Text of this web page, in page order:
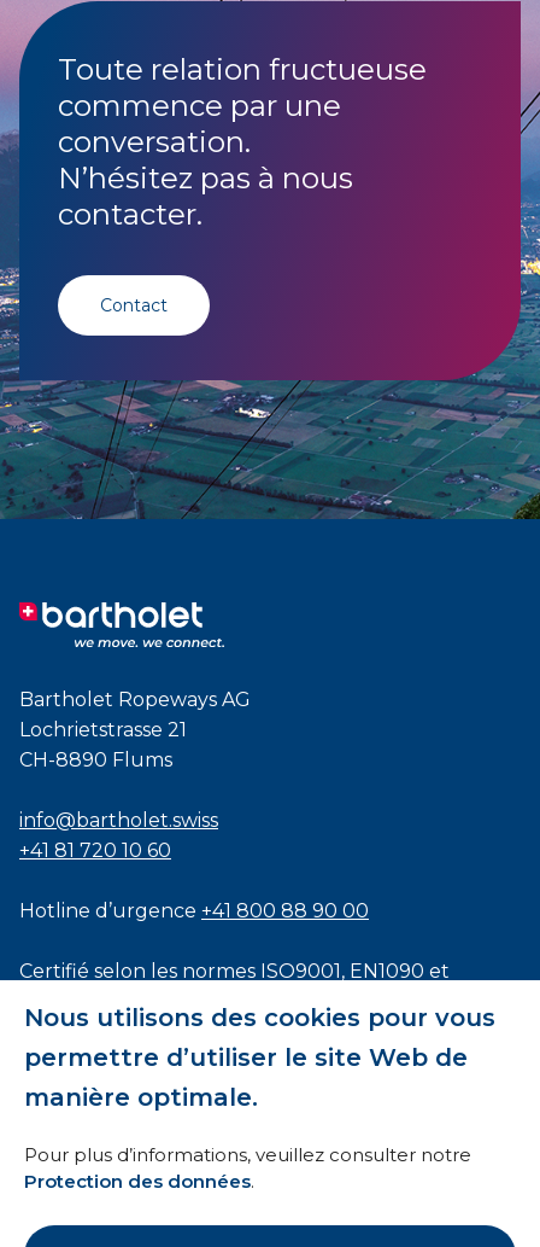
Nous utilisons des cookies pour vous
permettre d’utiliser le site Web de
manière optimale.
Pour plus d’informations, veuillez consulter notre
Protection des données.
Toute relation fructueuse
commence par une
conversation.
N’hésitez pas à nous
contacter.
Contact
Bartholet Ropeways AG
Lochrietstrasse 21
CH-8890 Flums
info@bartholet.swiss
+41 81 720 10 60
Hotline d’urgence +41 800 88 90 00
Certifié selon les normes ISO9001, EN1090 et
Conditions générales